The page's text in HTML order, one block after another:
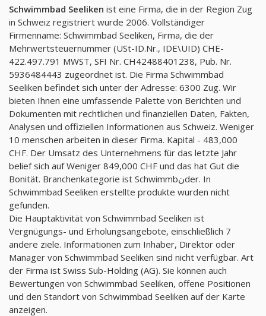
Schwimmbad Seeliken ist eine Firma, die in der Region Zug
in Schweiz registriert wurde 2006. Vollständiger
Firmenname: Schwimmbad Seeliken, Firma, die der
Mehrwertsteuernummer (USt-ID.Nr., IDE\UID) CHE-
422.497.791 MWST, SFI Nr. CH42488401238, Pub. Nr.
5936484443 zugeordnet ist. Die Firma Schwimmbad
Seeliken befindet sich unter der Adresse: 6300 Zug. Wir
bieten Ihnen eine umfassende Palette von Berichten und
Dokumenten mit rechtlichen und finanziellen Daten, Fakten,
Analysen und offiziellen Informationen aus Schweiz. Weniger
10 menschen arbeiten in dieser Firma. Kapital - 483,000
CHF. Der Umsatz des Unternehmens für das letzte Jahr
belief sich auf Weniger 849,000 CHF und das hat Gut die
Bonität. Branchenkategorie ist Schwimmbنder. In
Schwimmbad Seeliken erstellte produkte wurden nicht
gefunden.
Die Hauptaktivität von Schwimmbad Seeliken ist
Vergnügungs- und Erholungsangebote, einschließlich 7
andere ziele. Informationen zum Inhaber, Direktor oder
Manager von Schwimmbad Seeliken sind nicht verfügbar. Art
der Firma ist Swiss Sub-Holding (AG). Sie können auch
Bewertungen von Schwimmbad Seeliken, offene Positionen
und den Standort von Schwimmbad Seeliken auf der Karte
anzeigen.